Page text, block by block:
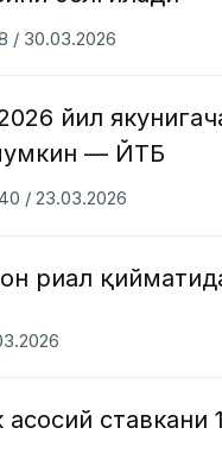
/ 30.03.2026
йил
— ЙТБ
/ 23.03.2026
риал